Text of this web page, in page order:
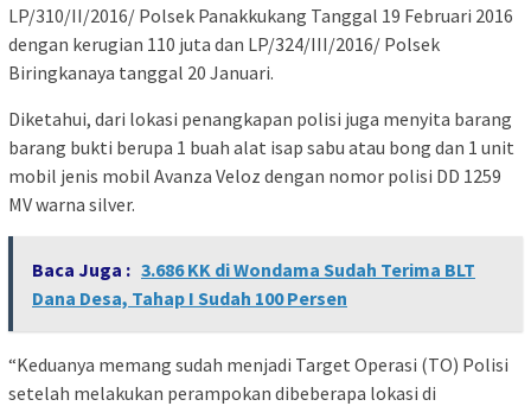
LP/310/II/2016/ Polsek Panakkukang Tanggal 19 Februari 2016
dengan kerugian 110 juta dan LP/324/III/2016/ Polsek
Biringkanaya tanggal 20 Januari.
Diketahui, dari lokasi penangkapan polisi juga menyita barang
barang bukti berupa 1 buah alat isap sabu atau bong dan 1 unit
mobil jenis mobil Avanza Veloz dengan nomor polisi DD 1259
MV warna silver.
Baca Juga : 3.686 KK di Wondama Sudah Terima BLT
Dana Desa, Tahap I Sudah 100 Persen
“Keduanya memang sudah menjadi Target Operasi (TO) Polisi
setelah melakukan perampokan dibeberapa lokasi di